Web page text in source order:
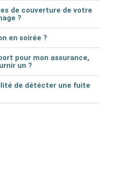
de couverture de votre
?
en soirée ?
pour mon assurance,
un ?
de détécter une fuite